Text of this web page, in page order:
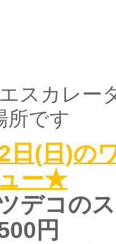
スカレー
所です
(日)の
ー★
デコの
円